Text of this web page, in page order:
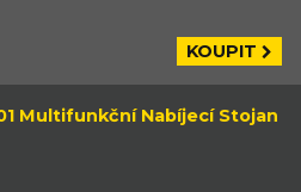
KOUPIT
Multifunkční Nabíjecí Stojan